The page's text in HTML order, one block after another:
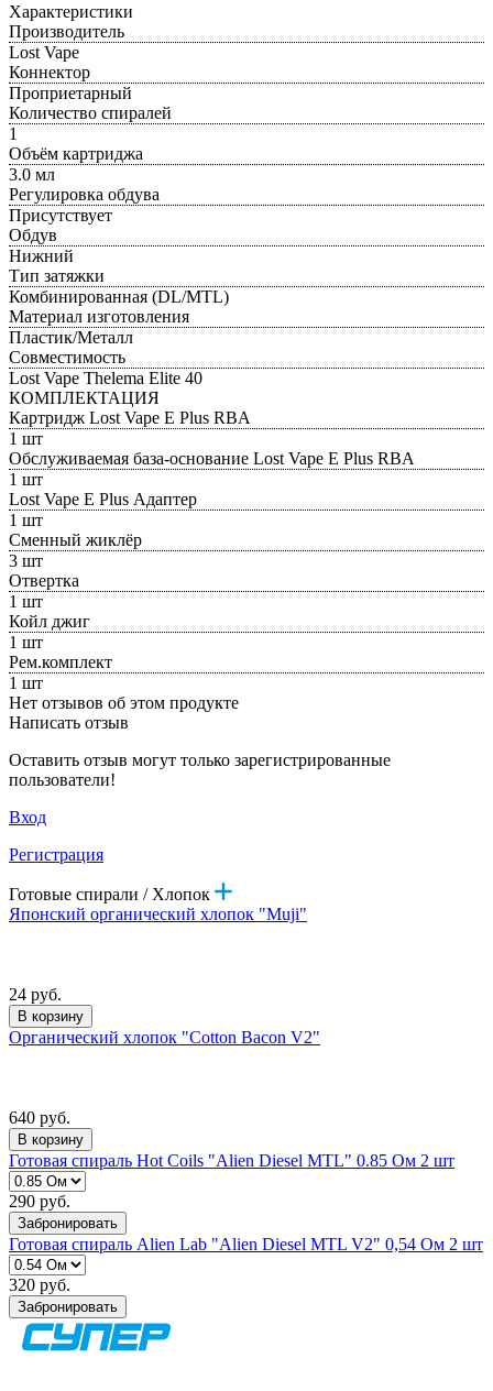
Характеристики
Производитель
Lost Vape
Коннектор
Проприетарный
Количество спиралей
1
Объём картриджа
3.0 мл
Регулировка обдува
Присутствует
Обдув
Нижний
Тип затяжки
Комбинированная (DL/MTL)
Материал изготовления
Пластик/Металл
Совместимость
Lost Vape Thelema Elite 40
КОМПЛЕКТАЦИЯ
Картридж Lost Vape E Plus RBA
1 шт
Обслуживаемая база-основание Lost Vape E Plus RBA
1 шт
Lost Vape E Plus Адаптер
1 шт
Сменный жиклёр
3 шт
Отвертка
1 шт
Койл джиг
1 шт
Рем.комплект
1 шт
Нет отзывов об этом продукте
Написать отзыв
Оставить отзыв могут только зарегистрированные
пользователи!
Вход
Регистрация
Готовые спирали / Хлопок
Японский органический хлопок "Muji"
24 руб.
В корзину
Органический хлопок "Cotton Bacon V2"
640 руб.
В корзину
Готовая спираль Hot Coils "Alien Diesel MTL" 0.85 Ом 2 шт
290 руб.
Забронировать
Готовая спираль Alien Lab "Alien Diesel MTL V2" 0,54 Ом 2 шт
320 руб.
Забронировать